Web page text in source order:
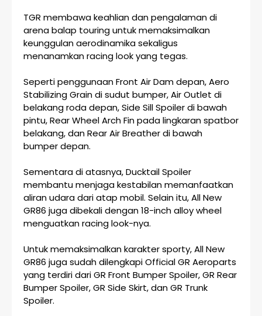
TGR membawa keahlian dan pengalaman di
arena balap touring untuk memaksimalkan
keunggulan aerodinamika sekaligus
menanamkan racing look yang tegas.
Seperti penggunaan Front Air Dam depan, Aero
Stabilizing Grain di sudut bumper, Air Outlet di
belakang roda depan, Side Sill Spoiler di bawah
pintu, Rear Wheel Arch Fin pada lingkaran spatbor
belakang, dan Rear Air Breather di bawah
bumper depan.
Sementara di atasnya, Ducktail Spoiler
membantu menjaga kestabilan memanfaatkan
aliran udara dari atap mobil. Selain itu, All New
GR86 juga dibekali dengan 18-inch alloy wheel
menguatkan racing look-nya.
Untuk memaksimalkan karakter sporty, All New
GR86 juga sudah dilengkapi Official GR Aeroparts
yang terdiri dari GR Front Bumper Spoiler, GR Rear
Bumper Spoiler, GR Side Skirt, dan GR Trunk
Spoiler.